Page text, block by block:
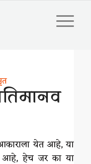
येत आहे, या
आहे, हेच जर का या